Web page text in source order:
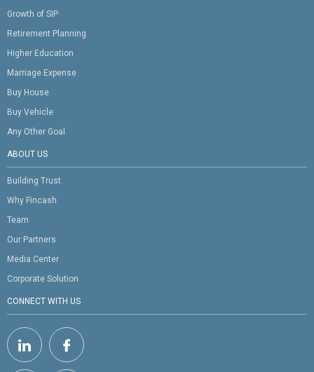
Growth of SIP
Retirement Planning
Higher Education
Marriage Expense
Buy House
Buy Vehicle
Any Other Goal
ABOUT US
Building Trust
Why Fincash
Team
Our Partners
Media Center
Corporate Solution
CONNECT WITH US